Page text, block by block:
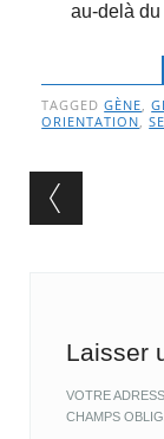
au-delà du
TAGGEDGÈNE,
ORIENTATION,
Post
Laisser
VOTRE
CHAMPS